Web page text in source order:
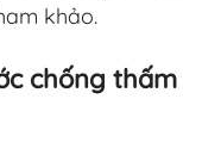
khảo.
chống thấm